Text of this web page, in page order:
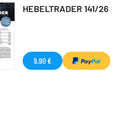
HEBELTRADER 141/26
9,90 €